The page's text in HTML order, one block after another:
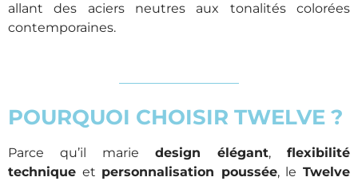
allant des aciers neutres aux tonalités colorées
contemporaines.
POURQUOI CHOISIR TWELVE ?
Parce qu’il marie design élégant, flexibilité
technique et personnalisation poussée, leTwelve